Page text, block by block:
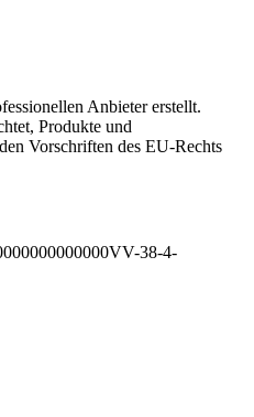
Anbieter erstellt.
Produkte und
Vorschriften des EU-Rechts
38-4-